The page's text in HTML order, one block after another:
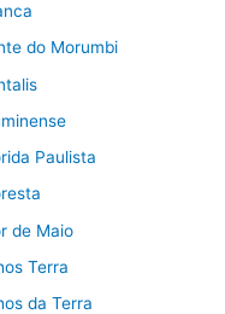
do Morumbi
Paulista
de Maio
Terra
da Terra